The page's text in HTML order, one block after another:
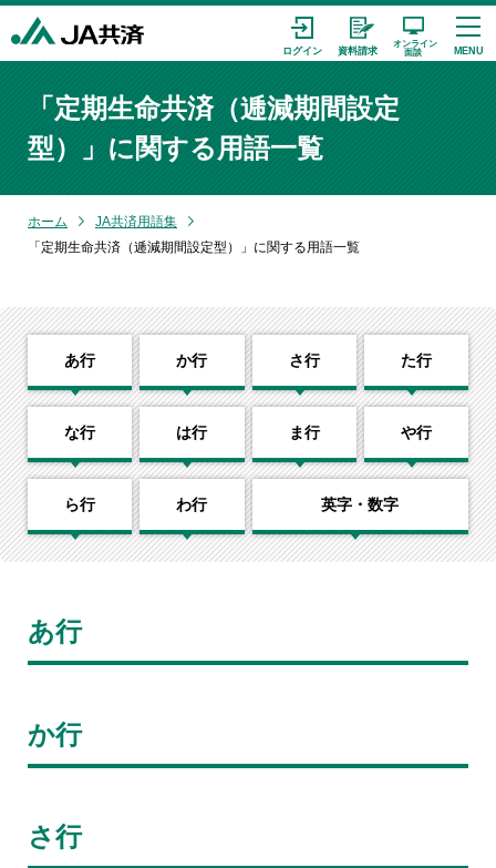
「定期生命共済（逓減期間設定
型）」に関する用語一覧
ホーム
JA共済用語集
「定期生命共済（逓減期間設定型）」に関する用語一覧
あ行 か行 さ行 た行
な行 は行 ま行 や行
ら行 わ行 英字・数字
あ行
か行
さ行